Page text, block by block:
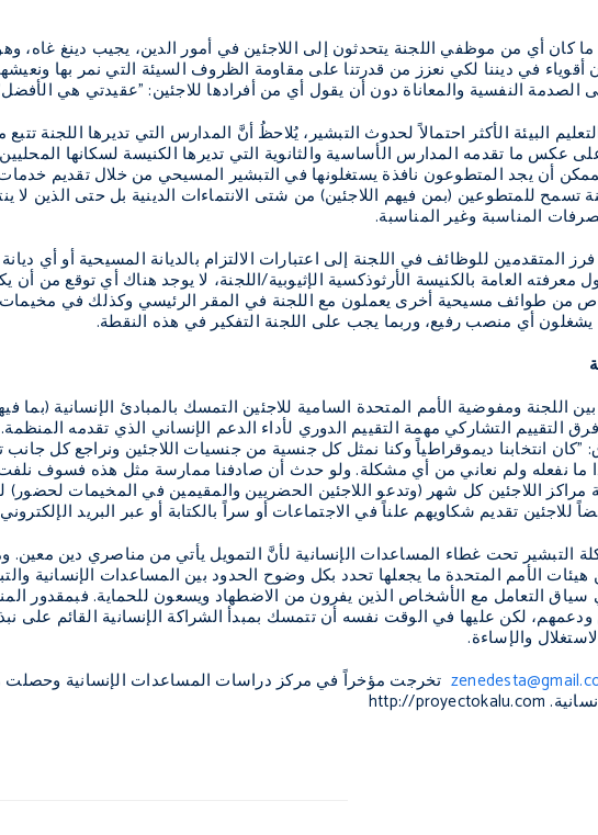
ما كان أي من موظفي اللجنة يتحدثون إلى اللاجئين في أمور الدين، يجيب دينغ غاه،
أقوياء في ديننا لكي نعزز من قدرتنا على مقاومة الظروف السيئة التي نمر بها
النفسية والمعاناة دون أن يقول أي من أفرادها للاجئين: "عقيدتي هي
البيئة الأكثر احتمالاً لحدوث التبشير، يُلاحظُ أنَّ المدارس التي تديرها اللجنة
عكس ما تقدمه المدارس الأساسية والثانوية التي تديرها الكنيسة لسكانها
أن يجد المتطوعون نافذة يستغلونها في التبشير المسيحي من خلال تقديم
تسمح للمتطوعين (بمن فيهم اللاجئين) من شتى الانتماءات الدينية بل حتى الذين
المناسبة وغير المناسبة.
المتقدمين للوظائف في اللجنة إلى اعتبارات الالتزام بالديانة المسيحية أو أي
معرفته العامة بالكنيسة الأرثوذكسية الإثيوبية/اللجنة، لا يوجد هناك أي توقع من
من طوائف مسيحية أخرى يعملون مع اللجنة في المقر الرئيسي وكذلك في مخيمات
يشغلون أي منصب رفيع، وربما يجب على اللجنة التفكير في هذه النقطة.
اللجنة ومفوضية الأمم المتحدة السامية للاجئين التمسك بالمبادئ الإنسانية (بما
التقييم التشاركي مهمة التقييم الدوري لأداء الدعم الإنساني الذي تقدمه
"كان انتخابنا ديموقراطياً وكنا نمثل كل جنسية من جنسيات اللاجئين ونراجع كل
ما نفعله ولم نعاني من أي مشكلة. ولو حدث أن صادفنا ممارسة مثل هذه فسوف نلفت
مراكز اللاجئين كل شهر (وتدعو اللاجئين الحضريين والمقيمين في المخيمات
للاجئين تقديم شكاويهم علناً في الاجتماعات أو سراً بالكتابة أو عبر البريد
التبشير تحت غطاء المساعدات الإنسانية لأنَّ التمويل يأتي من مناصري دين معين.
هيئات الأمم المتحدة ما يجعلها تحدد بكل وضوح الحدود بين المساعدات الإنسانية
سياق التعامل مع الأشخاص الذين يفرون من الاضطهاد ويسعون للحماية. فبمقدور
لكن عليها في الوقت نفسه أن تتمسك بمبدأ الشراكة الإنسانية القائم على نبذ
والإساءة.
تخرجت مؤخراً في مركز دراسات المساعدات الإنسانية وحصلت
.
http://proyectokalu.com